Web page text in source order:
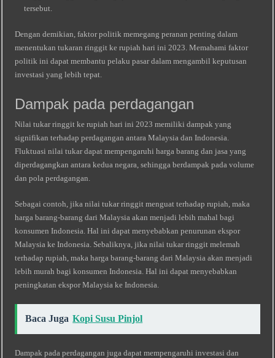
tersebut.
Dengan demikian, faktor politik memegang peranan penting dalam
menentukan tukaran ringgit ke rupiah hari ini 2023. Memahami faktor
politik ini dapat membantu pelaku pasar dalam mengambil keputusan
investasi yang lebih tepat.
Dampak pada perdagangan
Nilai tukar ringgit ke rupiah hari ini 2023 memiliki dampak yang
signifikan terhadap perdagangan antara Malaysia dan Indonesia.
Fluktuasi nilai tukar dapat mempengaruhi harga barang dan jasa yang
diperdagangkan antara kedua negara, sehingga berdampak pada volume
dan pola perdagangan.
Sebagai contoh, jika nilai tukar ringgit menguat terhadap rupiah, maka
harga barang-barang dari Malaysia akan menjadi lebih mahal bagi
konsumen Indonesia. Hal ini dapat menyebabkan penurunan ekspor
Malaysia ke Indonesia. Sebaliknya, jika nilai tukar ringgit melemah
terhadap rupiah, maka harga barang-barang dari Malaysia akan menjadi
lebih murah bagi konsumen Indonesia. Hal ini dapat menyebabkan
peningkatan ekspor Malaysia ke Indonesia.
Baca Juga Kopi Susu Pinjol
Dampak pada perdagangan juga dapat mempengaruhi investasi dan